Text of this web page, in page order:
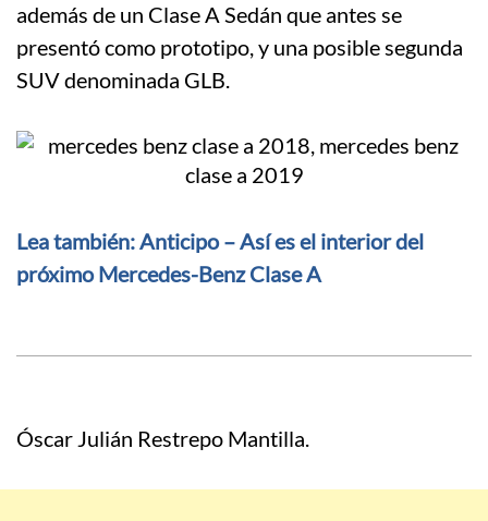
además de un Clase A Sedán que antes se
presentó como prototipo, y una posible segunda
SUV denominada GLB.
Lea también: Anticipo – Así es el interior del
próximo Mercedes-Benz Clase A
Óscar Julián Restrepo Mantilla.